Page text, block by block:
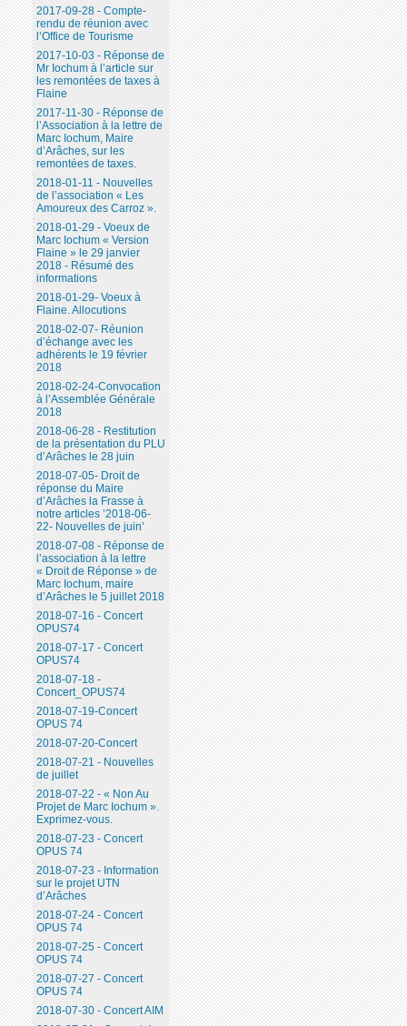
2017-09-28 - Compte-
rendu de réunion avec
l’Office de Tourisme
2017-10-03 - Réponse de
Mr Iochum à l’article sur
les remontées de taxes à
Flaine
2017-11-30 - Réponse de
l’Association à la lettre de
Marc Iochum, Maire
d’Arâches, sur les
remontées de taxes.
2018-01-11 - Nouvelles
de l’association « Les
Amoureux des Carroz ».
2018-01-29 - Voeux de
Marc Iochum « Version
Flaine » le 29 janvier
2018 - Résumé des
informations
2018-01-29- Voeux à
Flaine. Allocutions
2018-02-07- Réunion
d’échange avec les
adhérents le 19 février
2018
2018-02-24-Convocation
à l’Assemblée Générale
2018
2018-06-28 - Restitution
de la présentation du PLU
d’Arâches le 28 juin
2018-07-05- Droit de
réponse du Maire
d’Arâches la Frasse à
notre articles ’2018-06-
22- Nouvelles de juin’
2018-07-08 - Réponse de
l’association à la lettre
« Droit de Réponse » de
Marc Iochum, maire
d’Arâches le 5 juillet 2018
2018-07-16 - Concert
OPUS74
2018-07-17 - Concert
OPUS74
2018-07-18 -
Concert_OPUS74
2018-07-19-Concert
OPUS 74
2018-07-20-Concert
2018-07-21 - Nouvelles
de juillet
2018-07-22 - « Non Au
Projet de Marc Iochum ».
Exprimez-vous.
2018-07-23 - Concert
OPUS 74
2018-07-23 - Information
sur le projet UTN
d’Arâches
2018-07-24 - Concert
OPUS 74
2018-07-25 - Concert
OPUS 74
2018-07-27 - Concert
OPUS 74
2018-07-30 - Concert AIM